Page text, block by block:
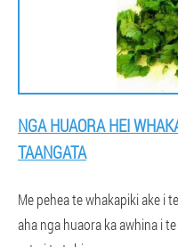
NGA HUAORA HEI
TAANGATA
Me pehea te whakapiki ake i
aha nga huaora ka awhina i